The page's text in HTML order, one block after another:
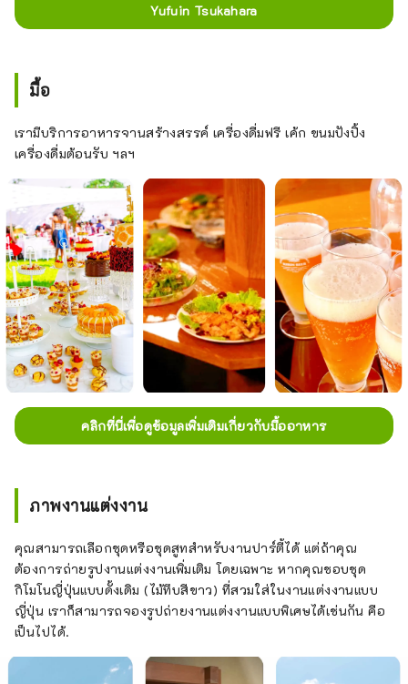
Yufuin Tsukahara
มื้อ
เรามีบริการอาหารจานสร้างสรรค์ เครื่องดื่มฟรี เค้ก ขนมปังปิ้ง
เครื่องดื่มต้อนรับ ฯลฯ
คลิกที่นี่เพื่อดูข้อมูลเพิ่มเติมเกี่ยวกับมื้ออาหาร
ภาพงานแต่งงาน
คุณสามารถเลือกชุดหรือชุดสูทสำหรับงานปาร์ตี้ได้ แต่ถ้าคุณ
ต้องการถ่ายรูปงานแต่งงานเพิ่มเติม โดยเฉพาะ หากคุณชอบชุด
กิโมโนญี่ปุ่นแบบดั้งเดิม (ไม้ทึบสีขาว) ที่สวมใส่ในงานแต่งงานแบบ
ญี่ปุ่น เราก็สามารถจองรูปถ่ายงานแต่งงานแบบพิเศษได้เช่นกัน คือ
เป็นไปได้.